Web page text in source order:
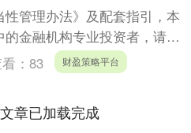
管理办法》及配套指引，本
金融机构专业投资者，请勿
。若您不是华创证券客户中
： 83 财盈策略平台
章已加载完成